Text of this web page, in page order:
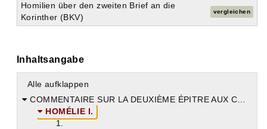
Homilien über den zweiten Brief an die
Korinther (BKV)
vergleichen
Inhaltsangabe
Alle aufklappen
COMMENTAIRE SUR LA DEUXIÈME ÉPITRE AUX CORINTHIENS.
HOMÉLIE I.
1.